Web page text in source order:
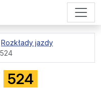
Rozkłady jazdy
524